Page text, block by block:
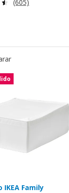
Total de
(605)
IKEA Family